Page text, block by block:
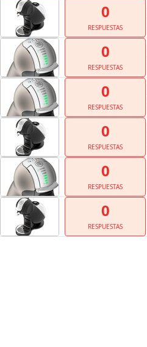
0
RESPUESTAS
0
RESPUESTAS
0
RESPUESTAS
0
RESPUESTAS
0
RESPUESTAS
0
RESPUESTAS